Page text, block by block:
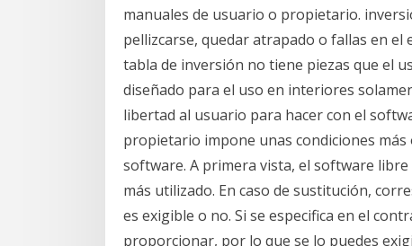
manuales de usuario o propietario.
pellizcarse, quedar atrapado o fallas en el
tabla de inversión no tiene piezas que el
diseñado para el uso en interiores
libertad al usuario para hacer con el
propietario impone unas condiciones
software. A primera vista, el software
más utilizado. En caso de sustitución,
es exigible o no. Si se especifica en el
proporcionar, por lo que se lo puedes